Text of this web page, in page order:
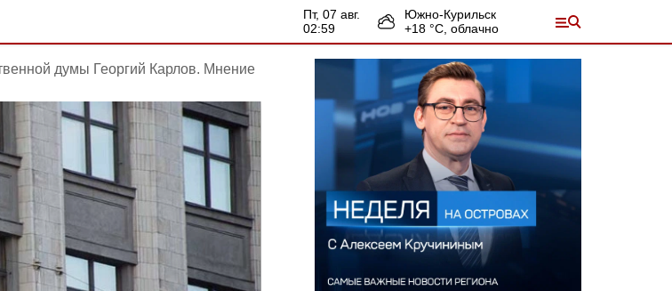
пт, 07 авг.
02:59
Южно-Курильск
+18 °С, облачно
думы Георгий Карлов. Мнение